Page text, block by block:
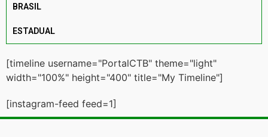
BRASIL
ESTADUAL
[timeline username="PortalCTB" theme="light"
width="100%" height="400" title="My Timeline"]
[instagram-feed feed=1]